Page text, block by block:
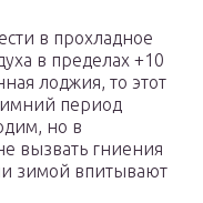
в прохладное
в пределах +10
лоджия, то этот
период
но в
вызвать гниения
зимой впитывают